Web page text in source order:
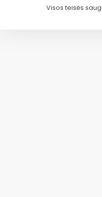
Visos teisės